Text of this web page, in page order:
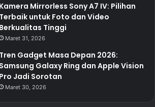
Kamera Mirrorless Sony A7 IV: Pilihan
Terbaik untuk Foto dan Video
Berkualitas Tinggi
Maret 31, 2026
Tren Gadget Masa Depan 2026:
Samsung Galaxy Ring dan Apple Vision
Pro Jadi Sorotan
Maret 30, 2026